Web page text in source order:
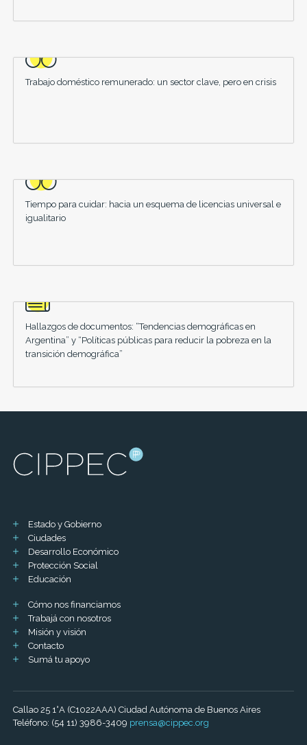
Trabajo doméstico remunerado: un sector clave, pero en crisis
Tiempo para cuidar: hacia un esquema de licencias universal e
igualitario
Hallazgos de documentos: “Tendencias demográficas en
Argentina” y “Políticas públicas para reducir la pobreza en la
transición demográfica”
Estado y Gobierno
Ciudades
Desarrollo Económico
Protección Social
Educación
Cómo nos financiamos
Trabajá con nosotros
Misión y visión
Contacto
Sumá tu apoyo
Callao 25 1°A (C1022AAA) Ciudad Autónoma de Buenos Aires
Teléfono: (54 11) 3986-3409 prensa@cippec.org